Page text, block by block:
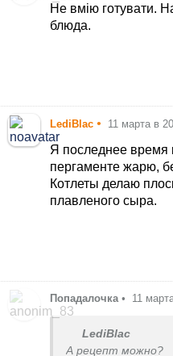
Не вмію готувати.
блюда.
LediBlac • 11 марта в
Я последнее время
пергаменте жарю,
Котлеты делаю
плавленого сыра.
Попадалочка • 11
LediBlac
А рецепт можно?